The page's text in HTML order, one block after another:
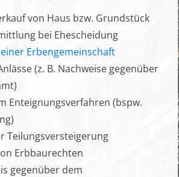
von Haus bzw. Grundstück
bei Ehescheidung
Erbengemeinschaft
(z. B. Nachweise gegenüber
Enteignungsverfahren (bspw.
Teilungsversteigerung
Erbbaurechten
gegenüber dem